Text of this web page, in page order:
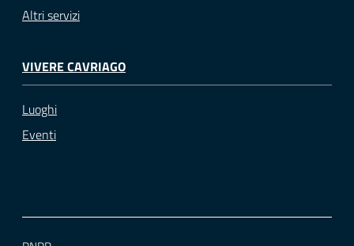
Altri servizi
VIVERE CAVRIAGO
Luoghi
Eventi